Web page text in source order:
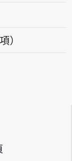
）